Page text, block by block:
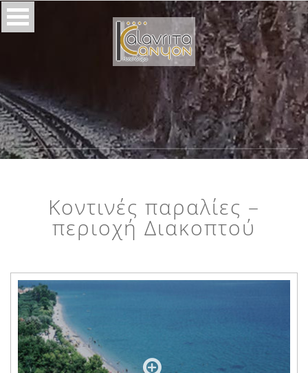
Κοντινές παραλίες –
περιοχή Διακοπτού